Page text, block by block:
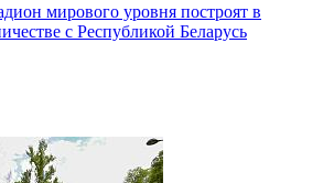
мирового уровня построят в
с Республикой Беларусь